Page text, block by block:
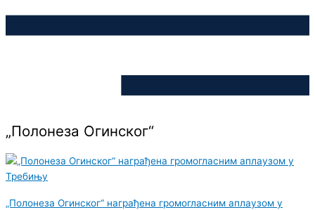
„Полонеза Огинског“
„Полонеза Огинског“ награђена громогласним аплаузом у